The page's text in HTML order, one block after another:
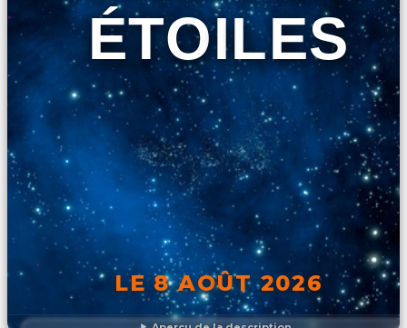
ÉTOILES
LE 8 AOÛT 2026